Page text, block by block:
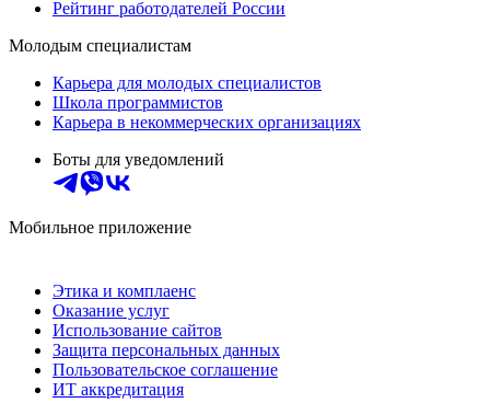
Рейтинг работодателей России
Молодым специалистам
Карьера для молодых специалистов
Школа программистов
Карьера в некоммерческих организациях
Боты для уведомлений
Мобильное приложение
Этика и комплаенс
Оказание услуг
Использование сайтов
Защита персональных данных
Пользовательское соглашение
ИТ аккредитация